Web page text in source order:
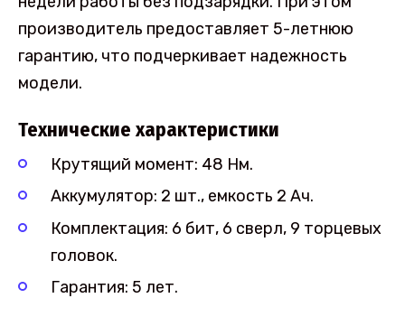
производитель предоставляет 5-летнюю
гарантию, что подчеркивает надежность
модели.
Технические характеристики
Крутящий момент: 48 Нм.
Аккумулятор: 2 шт., емкость 2 Ач.
Комплектация: 6 бит, 6 сверл, 9 торцевых
головок.
Гарантия: 5 лет.